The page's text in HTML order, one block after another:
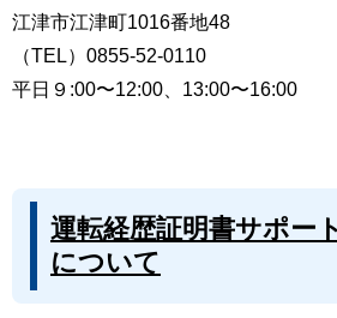
江津市江津町1016番地48
（TEL）0855‐52‐0110
平日９:00〜12:00、13:00〜16:00
運転経歴証明書サポー
について